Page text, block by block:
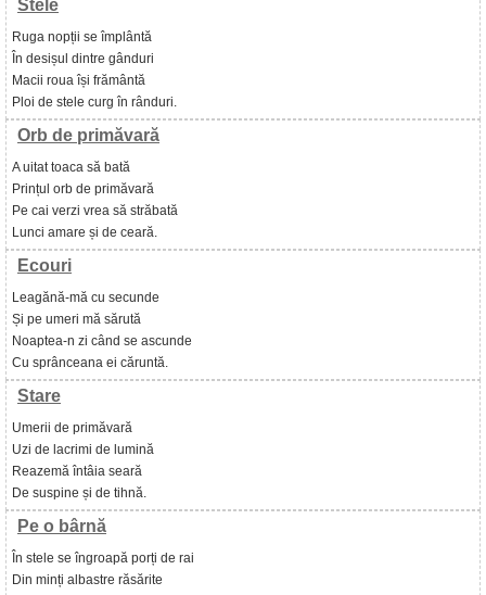
Stele
Ruga nopții se împlântă
În desișul dintre gânduri
Macii roua își frământă
Ploi de stele curg în rânduri.
Orb de primăvară
A uitat toaca să bată
Prințul orb de primăvară
Pe cai verzi vrea să străbată
Lunci amare și de ceară.
Ecouri
Leagănă-mă cu secunde
Și pe umeri mă sărută
Noaptea-n zi când se ascunde
Cu sprânceana ei căruntă.
Stare
Umerii de primăvară
Uzi de lacrimi de lumină
Reazemă întâia seară
De suspine și de tihnă.
Pe o bârnă
În stele se îngroapă porți de rai
Din minți albastre răsărite